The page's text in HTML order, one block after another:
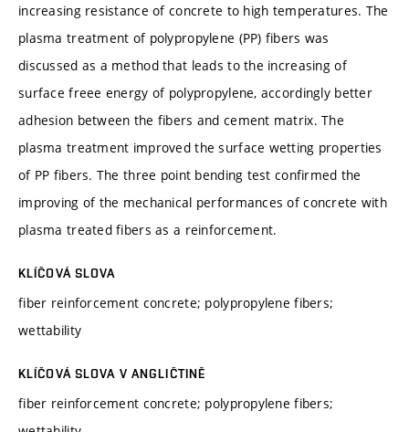
increasing resistance of concrete to high temperatures. The
plasma treatment of polypropylene (PP) fibers was
discussed as a method that leads to the increasing of
surface freee energy of polypropylene, accordingly better
adhesion between the fibers and cement matrix. The
plasma treatment improved the surface wetting properties
of PP fibers. The three point bending test confirmed the
improving of the mechanical performances of concrete with
plasma treated fibers as a reinforcement.
KLÍČOVÁ SLOVA
fiber reinforcement concrete; polypropylene fibers;
wettability
KLÍČOVÁ SLOVA V ANGLIČTINĚ
fiber reinforcement concrete; polypropylene fibers;